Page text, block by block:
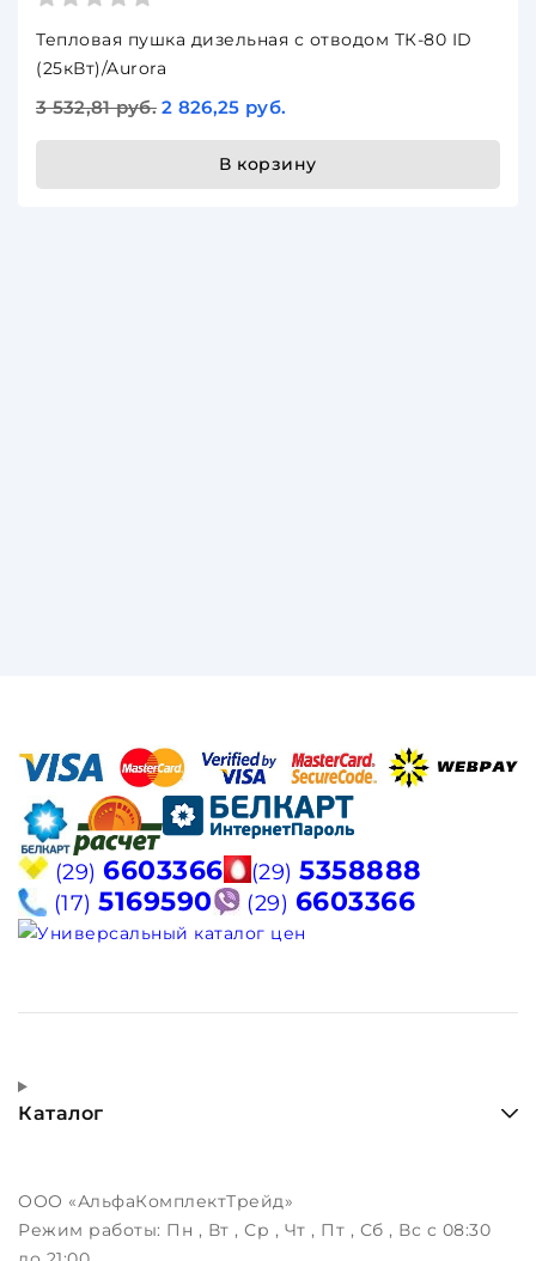
Тепловая пушка дизельная с отводом ТК-80 ID
(25кВт)/Aurora
3 532,81 руб. 2 826,25 руб.
В корзину
(29) 6603366 (29) 5358888
(17) 5169590 (29) 6603366
Каталог
ООО «АльфаКомплектТрейд»
Режим работы: Пн , Вт , Ср , Чт , Пт , Сб , Вс c 08:30